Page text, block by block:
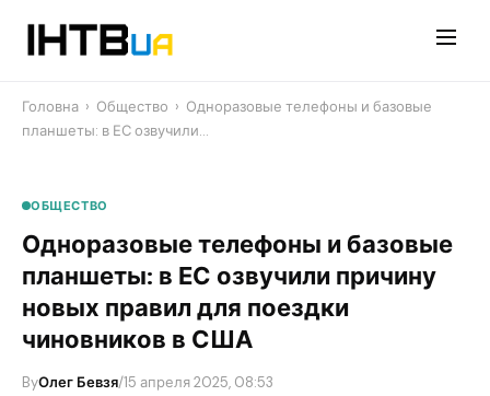
Головна › Общество › ​Одноразовые телефоны и базовые
планшеты: в ЕС озвучили…
ОБЩЕСТВО
​Одноразовые телефоны и базовые
планшеты: в ЕС озвучили причину
новых правил для поездки
чиновников в США
ByОлег Бевзя/15 апреля 2025, 08:53